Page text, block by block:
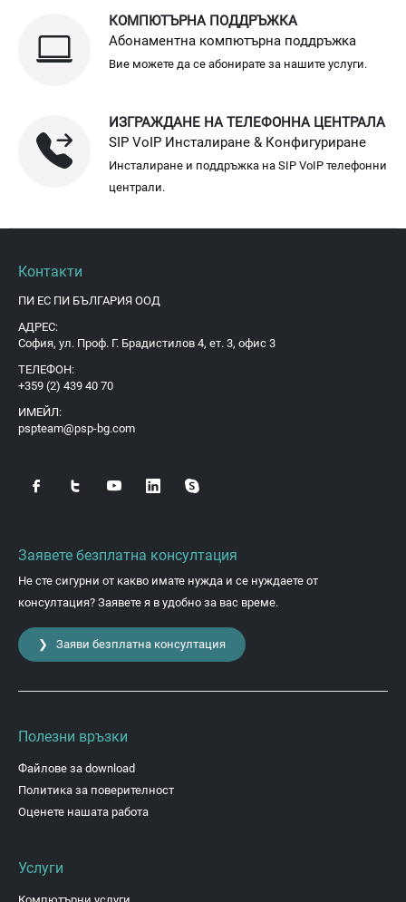
КОМПЮТЪРНА ПОДДРЪЖКА
Абонаментна компютърна поддръжка
Вие можете да се абонирате за нашите услуги.
ИЗГРАЖДАНЕ НА ТЕЛЕФОННА ЦЕНТРАЛА
SIP VoIP Инсталиране & Конфигуриране
Инсталиране и поддръжка на SIP VoIP телефонни
централи.
Контакти
ПИ ЕС ПИ БЪЛГАРИЯ ООД
АДРЕС:
София, ул. Проф. Г. Брадистилов 4, ет. 3, офис 3
ТЕЛЕФОН:
+359 (2) 439 40 70
ИМЕЙЛ:
pspteam@psp-bg.com
Заявете безплатна консултация
Не сте сигурни от какво имате нужда и се нуждаете от
консултация? Заявете я в удобно за вас време.
❯ Заяви безплатна консултация
Полезни връзки
Файлове за download
Политика за поверителност
Оценете нашата работа
Услуги